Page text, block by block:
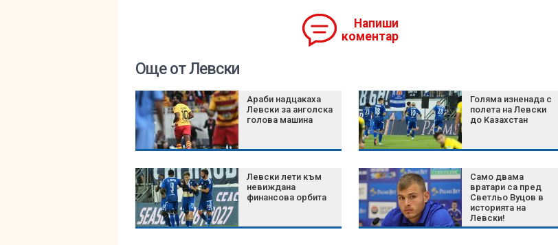
Напиши
коментар
Още от Левски
Араби надцакаха
Левски за анголска
голова машина
Голяма изненада с
полета на Левски
до Казахстан
Левски лети към
невиждана
финансова орбита
Само двама
вратари са пред
Светльо Вуцов в
историята на
Левски!
Дунав достигна
критично ниски нива
готви за енергийна
Претърсиха адресите
на тийнейджърите,
заподозрени за
смъртта на Георги от